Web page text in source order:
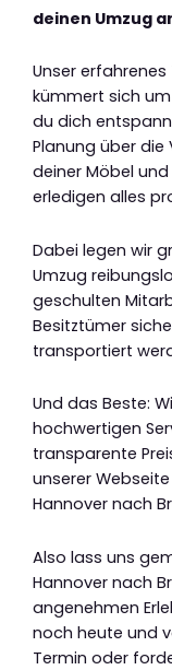
deinen Umzug
Unser
kümmert sich
du dich
Planung über
deiner Möbel
erledigen alles
Dabei legen wir
Umzug
geschulten
Besitztümer
transportiert
Und das Beste:
hochwertigen
transparente
unserer
Hannover nach
Also lass uns
Hannover nach
angenehmen
noch heute und
Termin oder